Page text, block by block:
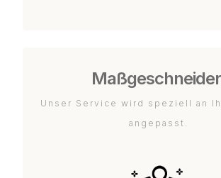
Unser Service wird speziell an
angepasst.